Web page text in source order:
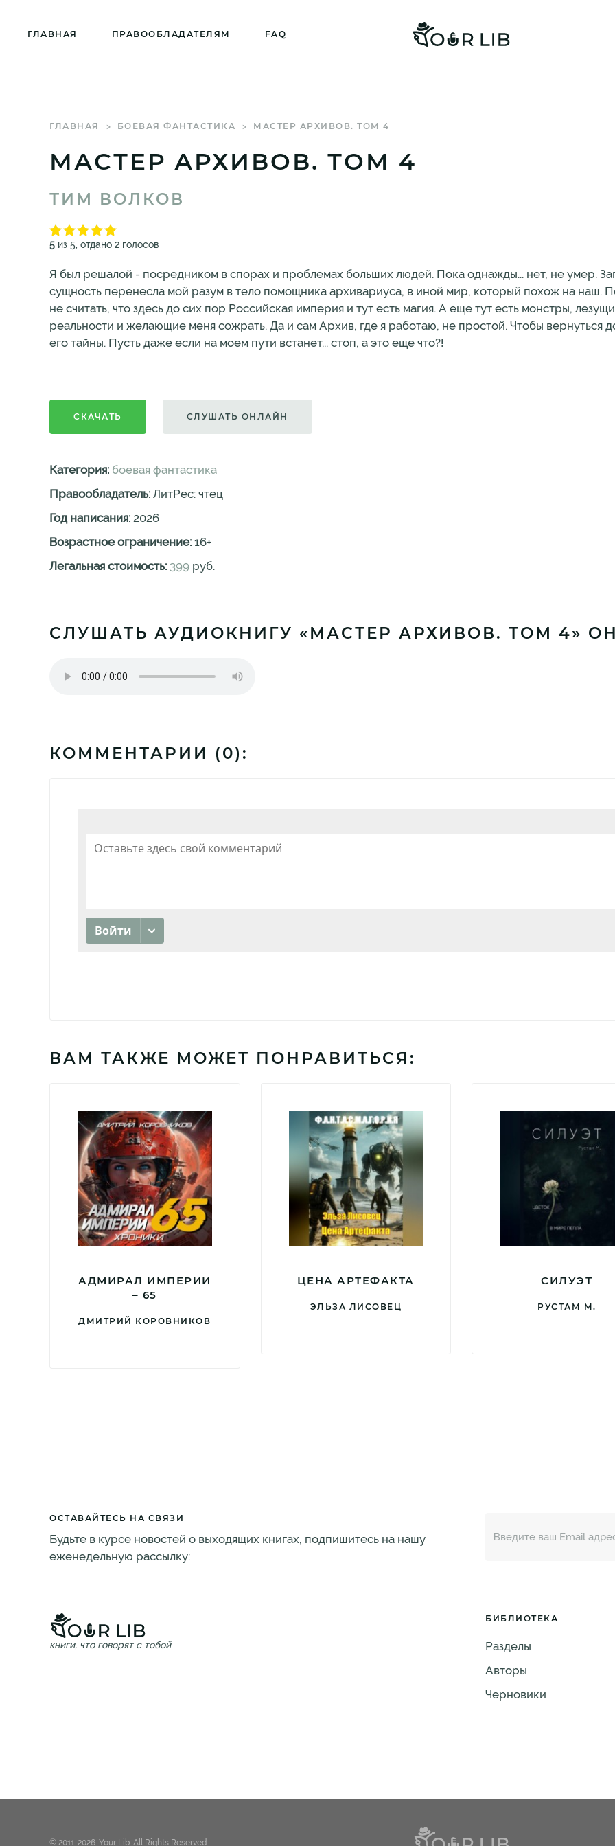
ГЛАВНАЯ ПРАВООБЛАДАТЕЛЯМ FAQ
ГЛАВНАЯ БОЕВАЯ ФАНТАСТИКА МАСТЕР АРХИВОВ. ТОМ 4
МАСТЕР АРХИВОВ. ТОМ 4
ТИМ ВОЛКОВ
5 из 5, отдано 2 голосов
Я был решалой - посредником в спорах и проблемах больших людей. Пока однажды... нет, не умер.
сущность перенесла мой разум в тело помощника архивариуса, в иной мир, который похож на наш.
не считать, что здесь до сих пор Российская империя и тут есть магия. А еще тут есть монстры,
реальности и желающие меня сожрать. Да и сам Архив, где я работаю, не простой. Чтобы вернуться
его тайны. Пусть даже если на моем пути встанет... стоп, а это еще что?!
СКАЧАТЬ СЛУШАТЬ ОНЛАЙН
Категория: боевая фантастика
Правообладатель: ЛитРес: чтец
Год написания: 2026
Возрастное ограничение: 16+
Легальная стоимость: 399 руб.
СЛУШАТЬ АУДИОКНИГУ «МАСТЕР АРХИВОВ. ТОМ 4»
КОММЕНТАРИИ (0):
ВАМ ТАКЖЕ МОЖЕТ ПОНРАВИТЬСЯ:
АДМИРАЛ ИМПЕРИИ
– 65
ДМИТРИЙ КОРОВНИКОВ
ЦЕНА АРТЕФАКТА
ЭЛЬЗА ЛИСОВЕЦ
СИЛУЭТ
РУСТАМ М.
ОСТАВАЙТЕСЬ НА СВЯЗИ
Будьте в курсе новостей о выходящих книгах, подпишитесь на нашу
еженедельную рассылку:
книги, что говорят с тобой
БИБЛИОТЕКА
Разделы
Авторы
Черновики
© 2011-2026. Your Lib. All Rights Reserved.